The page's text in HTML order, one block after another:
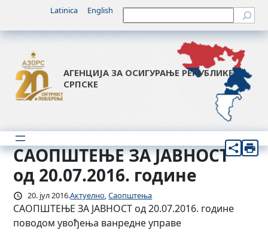
садржај
Latinica English Претрага
АГЕНЦИЈА ЗА ОСИГУРАЊЕ РЕПУБЛИКЕ
СРПСКЕ
САОПШТЕЊЕ ЗА ЈАВНОСТ
од 20.07.2016. године
20. јул 2016.Актуелно, Саопштења
САОПШТЕЊЕ ЗА ЈАВНОСТ од 20.07.2016. године
поводом увођења ванредне управе